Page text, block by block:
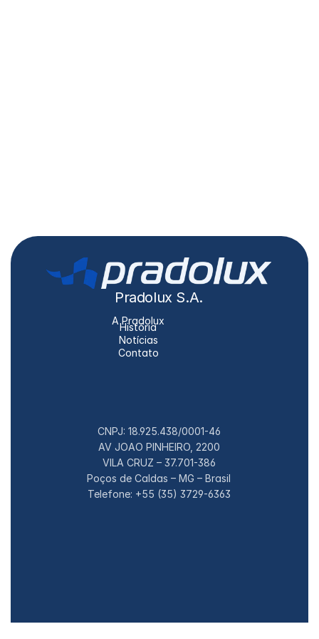
Pradolux S.A.
A Pradolux
História
Notícias
Contato
CNPJ: 18.925.438/0001-46
AV JOAO PINHEIRO, 2200
VILA CRUZ – 37.701-386
Poços de Caldas – MG – Brasil
Telefone: +55 (35) 3729-6363